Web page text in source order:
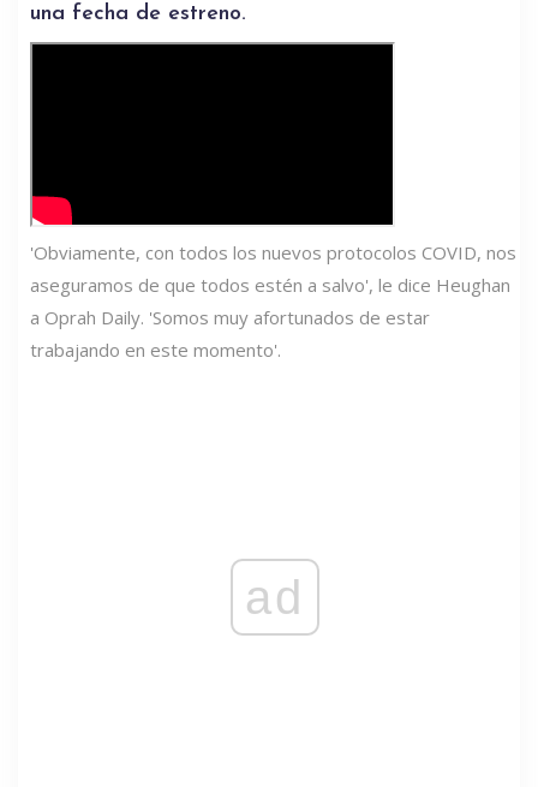
una fecha de estreno.
'Obviamente, con todos los nuevos protocolos COVID, nos
aseguramos de que todos estén a salvo', le dice Heughan
a Oprah Daily. 'Somos muy afortunados de estar
trabajando en este momento'.
ad